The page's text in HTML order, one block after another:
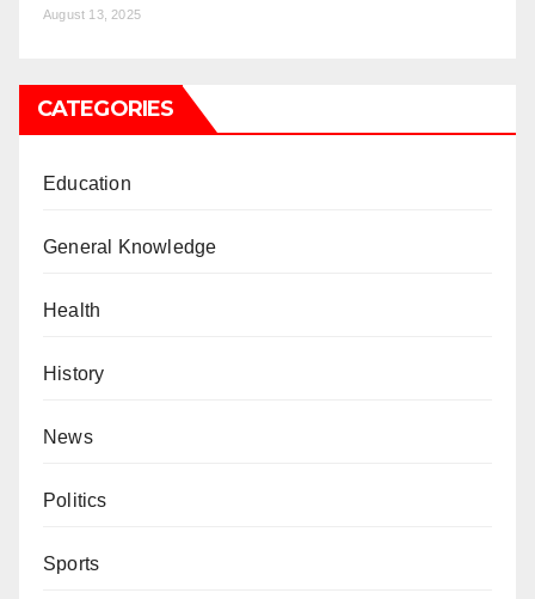
August 13, 2025
CATEGORIES
Education
General Knowledge
Health
History
News
Politics
Sports